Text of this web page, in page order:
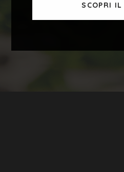
SCOPRI IL